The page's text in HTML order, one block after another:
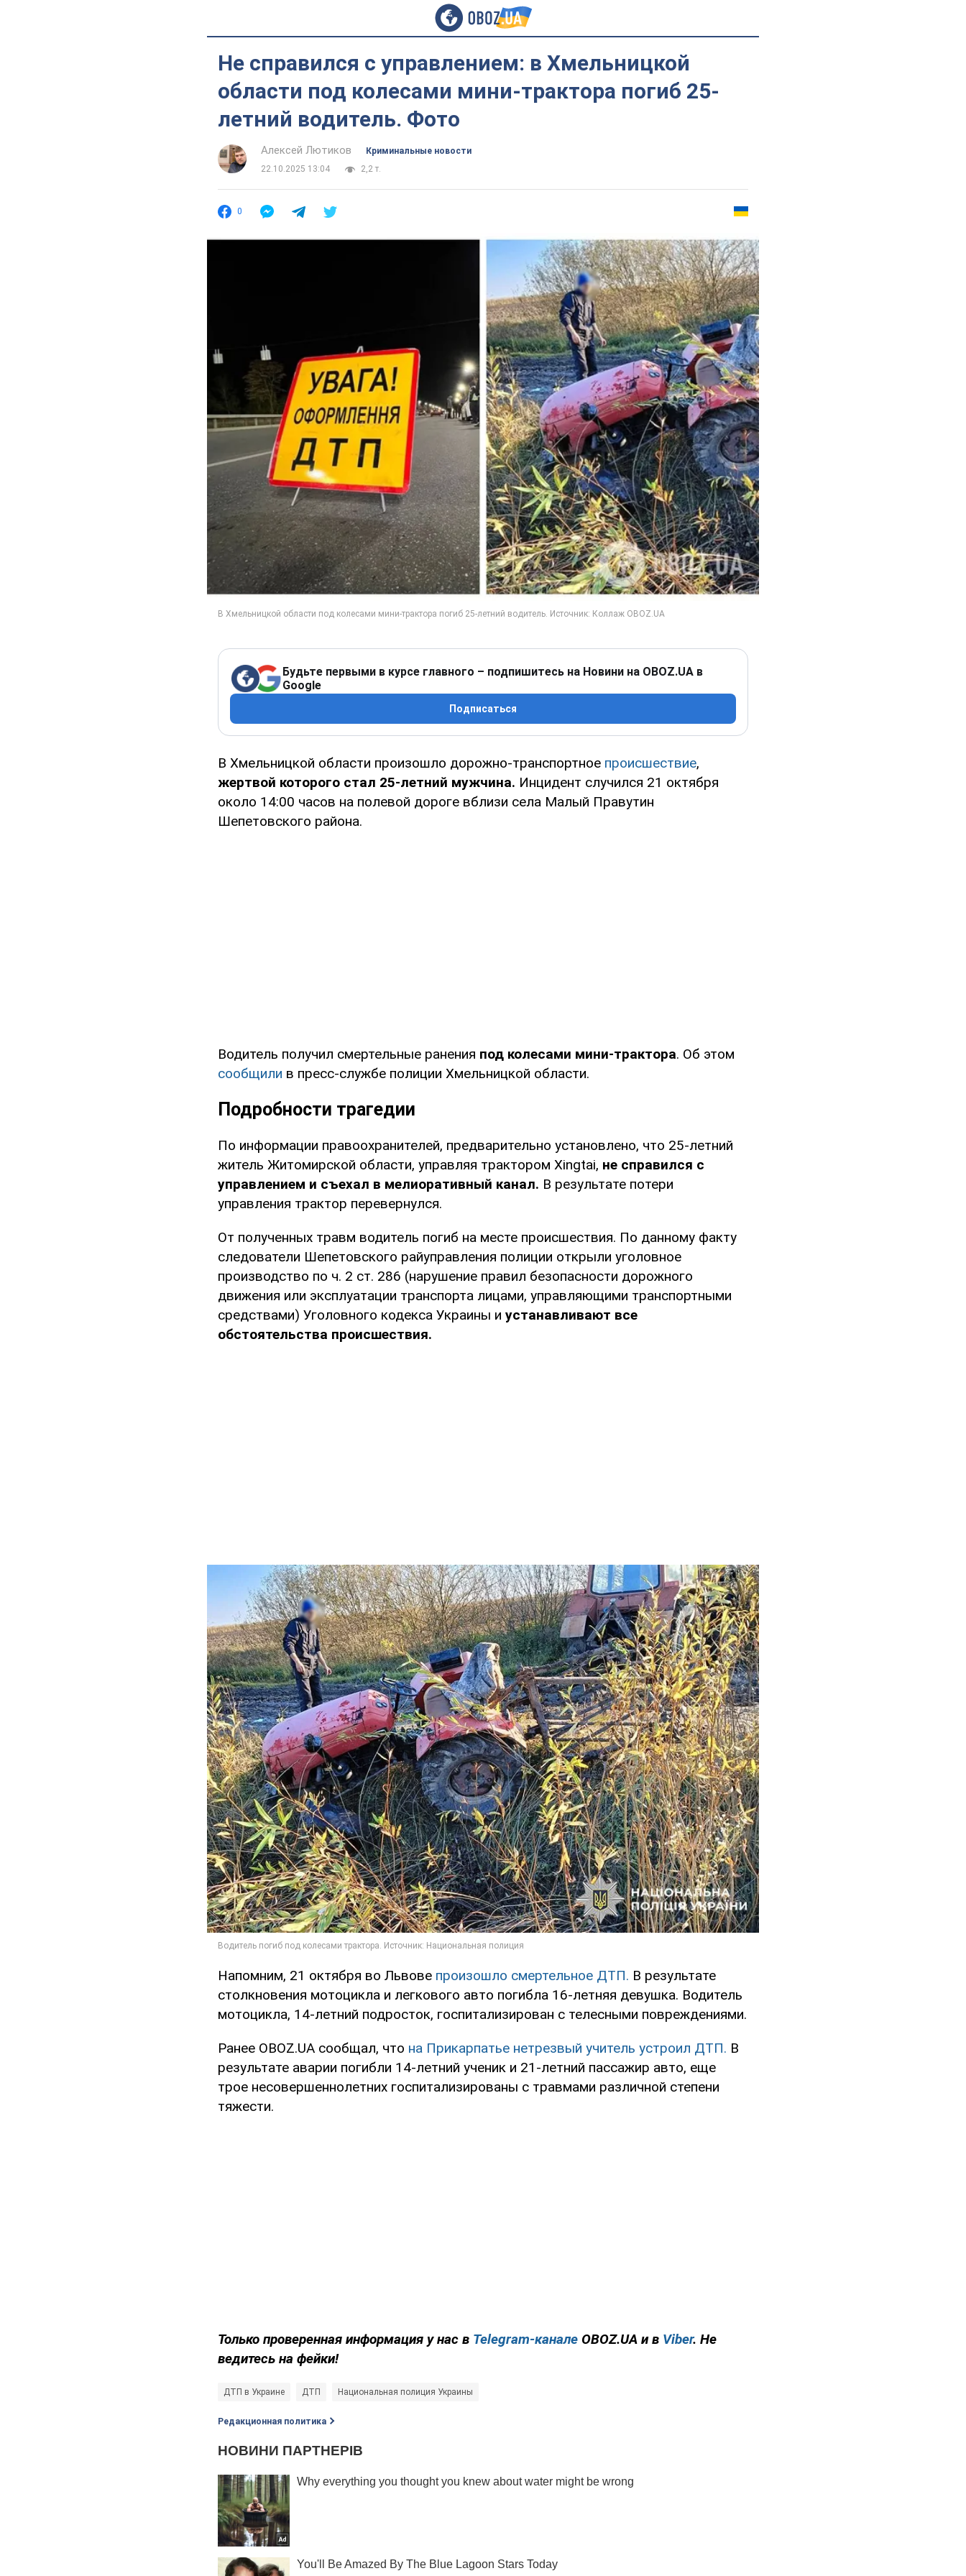
Не справился с управлением: в Хмельницкой
области под колесами мини-трактора погиб 25-
летний водитель. Фото
Алексей Лютиков
Криминальные новости
22.10.2025 13:04
2,2 т.
0
Будьте первыми в курсе главного – подпишитесь на Новини на OBOZ.UA в
Google
Подписаться
В Хмельницкой области произошло дорожно-транспортное происшествие,
жертвой которого стал 25-летний мужчина. Инцидент случился 21 октября
около 14:00 часов на полевой дороге вблизи села Малый Правутин
Шепетовского района.
Водитель получил смертельные ранения под колесами мини-трактора. Об этом
сообщили в пресс-службе полиции Хмельницкой области.
Подробности трагедии
По информации правоохранителей, предварительно установлено, что 25-летний
житель Житомирской области, управляя трактором Xingtai, не справился с
управлением и съехал в мелиоративный канал. В результате потери
управления трактор перевернулся.
От полученных травм водитель погиб на месте происшествия. По данному факту
следователи Шепетовского райуправления полиции открыли уголовное
производство по ч. 2 ст. 286 (нарушение правил безопасности дорожного
движения или эксплуатации транспорта лицами, управляющими транспортными
средствами) Уголовного кодекса Украины и устанавливают все
обстоятельства происшествия.
Напомним, 21 октября во Львове произошло смертельное ДТП. В результате
столкновения мотоцикла и легкового авто погибла 16-летняя девушка. Водитель
мотоцикла, 14-летний подросток, госпитализирован с телесными повреждениями.
Ранее OBOZ.UA сообщал, что на Прикарпатье нетрезвый учитель устроил ДТП. В
результате аварии погибли 14-летний ученик и 21-летний пассажир авто, еще
трое несовершеннолетних госпитализированы с травмами различной степени
тяжести.
Только проверенная информация у нас в Telegram-канале OBOZ.UA и в Viber. Не
ведитесь на фейки!
ДТП в Украине ДТП Национальная полиция Украины
Редакционная политика